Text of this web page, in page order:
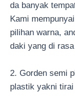
da banyak
Kami
pilihan warna,
daki yang di
2. Gorden semi
plastik yakni